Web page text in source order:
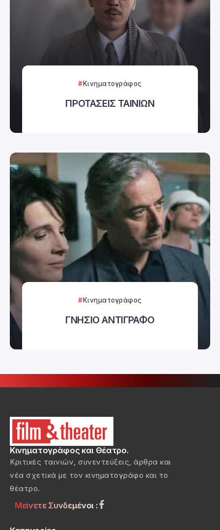
Κινηματογράφος
ΠΡΟΤΑΣΕΙΣ ΤΑΙΝΙΩΝ
Κινηματογράφος
ΓΝΗΣΙΟ ΑΝΤΙΓΡΑΦΟ
Κινηματογράφος και Θέατρο.
Κριτικές ταινιών, συνεντεύξεις, άρθρα και
νέα σχετικά με τον κινηματογράφο και το
θέατρο.
Μείνετε Συνδεμένοι :